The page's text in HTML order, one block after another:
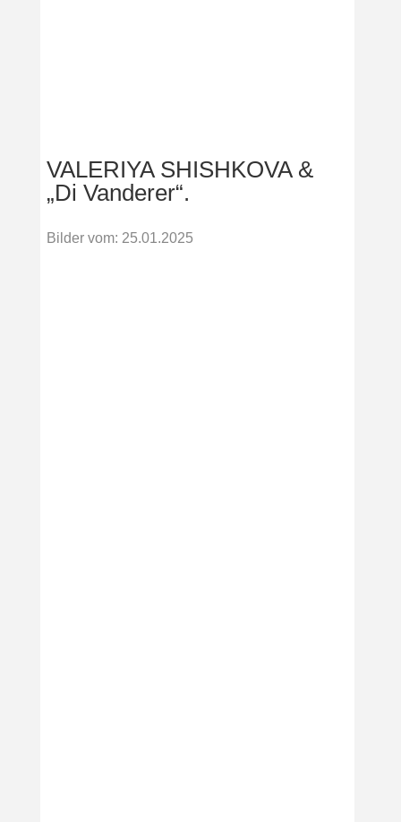
VALERIYA SHISHKOVA &
„Di Vanderer“.
Bilder vom: 25.01.2025